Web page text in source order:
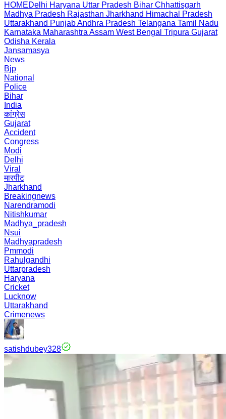
HOMEDelhi Haryana Uttar Pradesh Bihar Chhattisgarh
Madhya Pradesh Rajasthan Jharkhand Himachal Pradesh
Uttarakhand PunjabAndhra Pradesh Telangana Tamil Nadu
Karnataka Maharashtra Assam West Bengal Tripura Gujarat
Odisha Kerala
Jansamasya
News
Bjp
National
Police
Bihar
India
कांग्रेस
Gujarat
Accident
Congress
Modi
Delhi
Viral
मारपीट
Jharkhand
Breakingnews
Narendramodi
Nitishkumar
Madhya_pradesh
Nsui
Madhyapradesh
Pmmodi
Rahulgandhi
Uttarpradesh
Haryana
Cricket
Lucknow
Uttarakhand
Crimenews
satishdubey328